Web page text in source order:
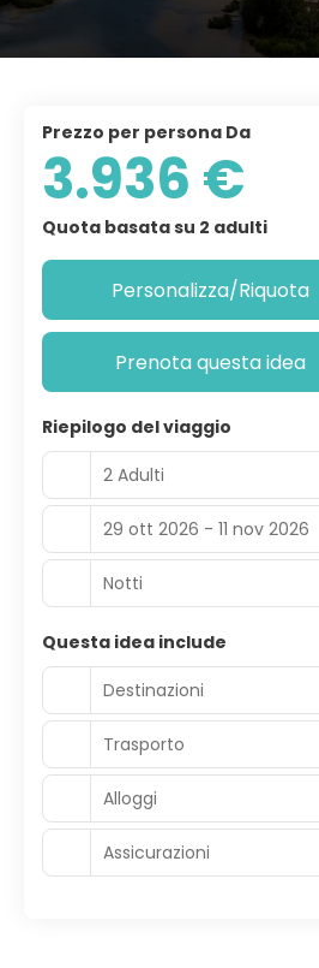
Prezzo per persona Da
3.936 €
Quota basata su 2 adulti
Personalizza/Riquota
Prenota questa idea
Riepilogo del viaggio
2 Adulti
29 ott 2026 - 11 nov 2026
Notti
Questa idea include
Destinazioni
Trasporto
Alloggi
Assicurazioni